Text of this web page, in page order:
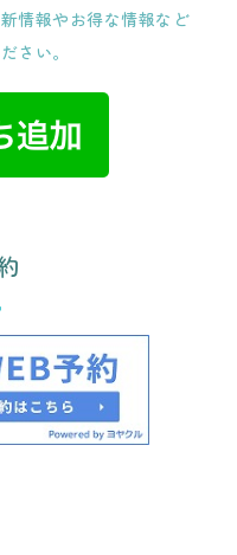
情報やお得な情報など
さい。